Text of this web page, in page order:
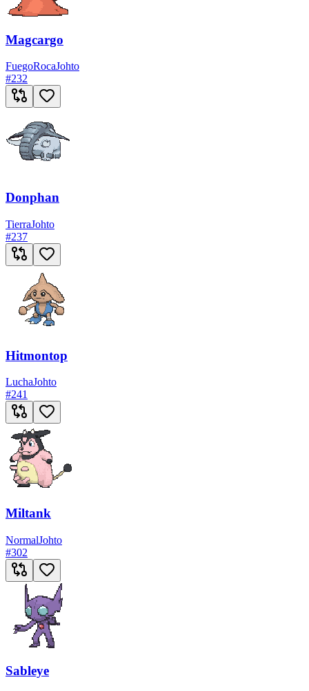
Magcargo
FuegoRocaJohto
#232
Donphan
TierraJohto
#237
Hitmontop
LuchaJohto
#241
Miltank
NormalJohto
#302
Sableye